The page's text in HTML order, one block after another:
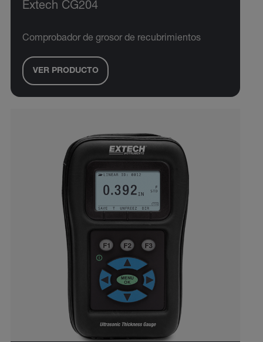
Extech CG204
Comprobador de grosor de recubrimientos
VER PRODUCTO